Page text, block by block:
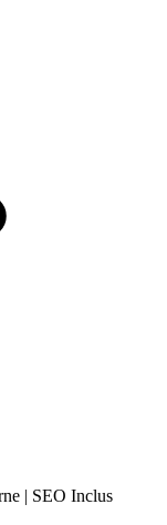
| SEO Inclus